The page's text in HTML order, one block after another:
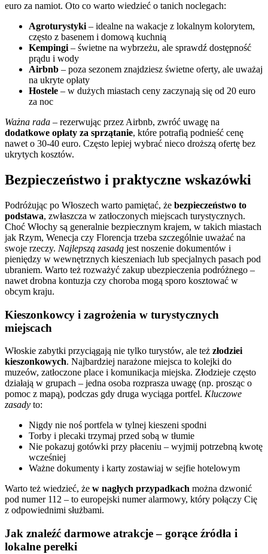
euro za namiot. Oto co warto wiedzieć o tanich noclegach:
Agroturystyki – idealne na wakacje z lokalnym kolorytem,
często z basenem i domową kuchnią
Kempingi – świetne na wybrzeżu, ale sprawdź dostępność
prądu i wody
Airbnb – poza sezonem znajdziesz świetne oferty, ale uważaj
na ukryte opłaty
Hostele – w dużych miastach ceny zaczynają się od 20 euro
za noc
Ważna rada – rezerwując przez Airbnb, zwróć uwagę na
dodatkowe opłaty za sprzątanie, które potrafią podnieść cenę
nawet o 30-40 euro. Często lepiej wybrać nieco droższą ofertę bez
ukrytych kosztów.
Bezpieczeństwo i praktyczne wskazówki
Podróżując po Włoszech warto pamiętać, że bezpieczeństwo to
podstawa, zwłaszcza w zatłoczonych miejscach turystycznych.
Choć Włochy są generalnie bezpiecznym krajem, w takich miastach
jak Rzym, Wenecja czy Florencja trzeba szczególnie uważać na
swoje rzeczy. Najlepszą zasadą jest noszenie dokumentów i
pieniędzy w wewnętrznych kieszeniach lub specjalnych pasach pod
ubraniem. Warto też rozważyć zakup ubezpieczenia podróżnego –
nawet drobna kontuzja czy choroba mogą sporo kosztować w
obcym kraju.
Kieszonkowcy i zagrożenia w turystycznych
miejscach
Włoskie zabytki przyciągają nie tylko turystów, ale też złodziei
kieszonkowych. Najbardziej narażone miejsca to kolejki do
muzeów, zatłoczone place i komunikacja miejska. Złodzieje często
działają w grupach – jedna osoba rozprasza uwagę (np. prosząc o
pomoc z mapą), podczas gdy druga wyciąga portfel. Kluczowe
zasady to:
Nigdy nie noś portfela w tylnej kieszeni spodni
Torby i plecaki trzymaj przed sobą w tłumie
Nie pokazuj gotówki przy płaceniu – wyjmij potrzebną kwotę
wcześniej
Ważne dokumenty i karty zostawiaj w sejfie hotelowym
Warto też wiedzieć, że w nagłych przypadkach można dzwonić
pod numer 112 – to europejski numer alarmowy, który połączy Cię
z odpowiednimi służbami.
Jak znaleźć darmowe atrakcje – gorące źródła i
lokalne perełki